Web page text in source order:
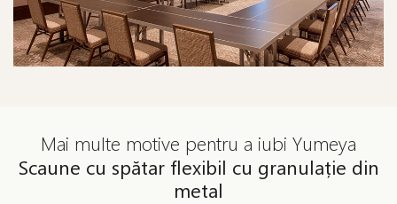
Mai multe motive pentru a iubi Yumeya
Scaune cu spătar flexibil cu granulație din
metal